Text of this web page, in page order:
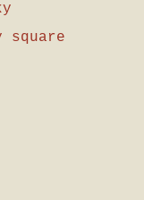
square